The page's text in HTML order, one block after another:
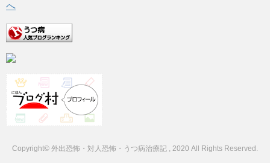
Copyright© 外出恐怖・対人恐怖・うつ病治療記 , 2020 All Rights Reserved.